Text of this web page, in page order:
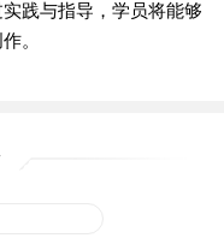
践与指导，学员将能够
。